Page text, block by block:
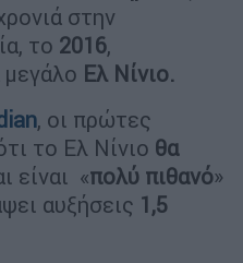
στην
το 2016,
Ελ Νίνιο.
, oι πρώτες
το Ελ Νίνιο θα
είναι «πολύ πιθανό»
αυξήσεις 1,5